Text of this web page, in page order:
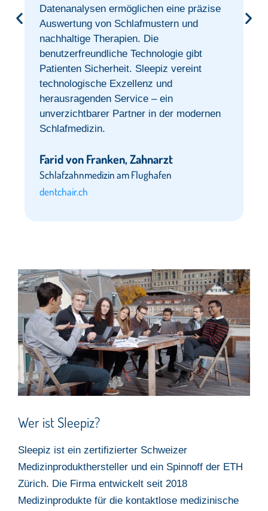
Datenanalysen ermöglichen eine präzise
Auswertung von Schlafmustern und
nachhaltige Therapien. Die
benutzerfreundliche Technologie gibt
Patienten Sicherheit. Sleepiz vereint
technologische Exzellenz und
herausragenden Service – ein
unverzichtbarer Partner in der modernen
Schlafmedizin.
Farid von Franken, Zahnarzt
Schlafzahnmedizin am Flughafen
dentchair.ch
Wer ist Sleepiz?
Sleepiz ist ein zertifizierter Schweizer
Medizinprodukthersteller und ein Spinnoff der ETH
Zürich. Die Firma entwickelt seit 2018
Medizinprodukte für die kontaktlose medizinische